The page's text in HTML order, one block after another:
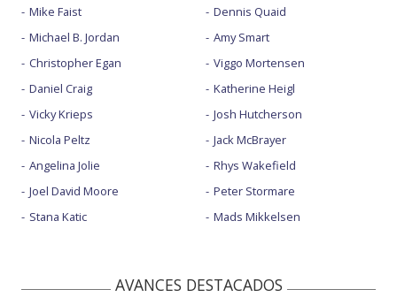
Mike Faist
Michael B. Jordan
Christopher Egan
Daniel Craig
Vicky Krieps
Nicola Peltz
Angelina Jolie
Joel David Moore
Stana Katic
Dennis Quaid
Amy Smart
Viggo Mortensen
Katherine Heigl
Josh Hutcherson
Jack McBrayer
Rhys Wakefield
Peter Stormare
Mads Mikkelsen
AVANCES DESTACADOS